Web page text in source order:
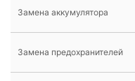
Замена аккумулятора
Замена предохранителей